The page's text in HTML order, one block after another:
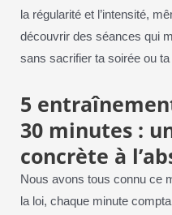
la régularité et l’intensité,
découvrir des séances qui
sans sacrifier ta soirée ou
5
30 minutes :
concrète à
Nous avons tous connu ce
la loi, chaque minute